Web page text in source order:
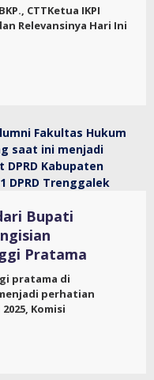
CTTKetua IKPI
Relevansinya Hari Ini
Bupati
Pratama
pratama di
perhatian
Komisi